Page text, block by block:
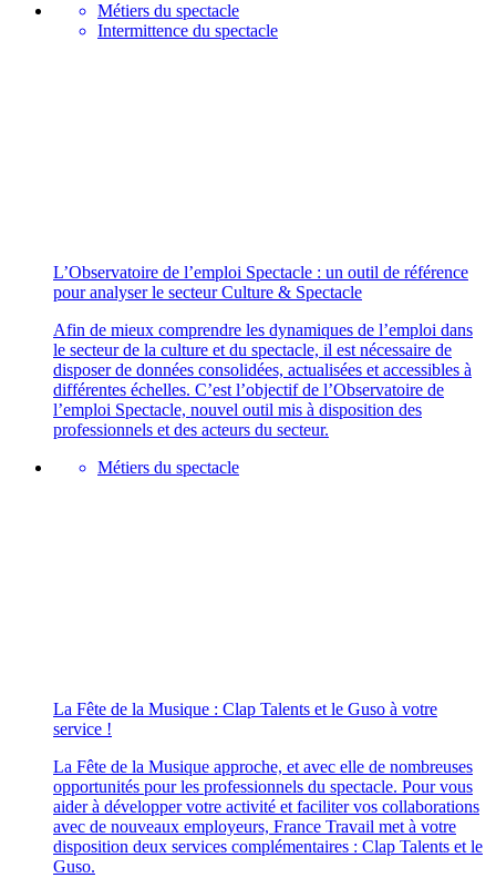
Métiers du spectacle
Intermittence du spectacle
L’Observatoire de l’emploi Spectacle : un outil de référence
pour analyser le secteur Culture & Spectacle
Afin de mieux comprendre les dynamiques de l’emploi dans
le secteur de la culture et du spectacle, il est nécessaire de
disposer de données consolidées, actualisées et accessibles à
différentes échelles. C’est l’objectif de l’Observatoire de
l’emploi Spectacle, nouvel outil mis à disposition des
professionnels et des acteurs du secteur.
Métiers du spectacle
La Fête de la Musique : Clap Talents et le Guso à votre
service !
La Fête de la Musique approche, et avec elle de nombreuses
opportunités pour les professionnels du spectacle. Pour vous
aider à développer votre activité et faciliter vos collaborations
avec de nouveaux employeurs, France Travail met à votre
disposition deux services complémentaires : Clap Talents et le
Guso.